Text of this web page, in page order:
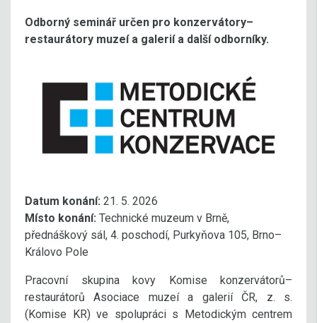
Odborný seminář určen pro konzervátory–
restaurátory muzeí a galerií a další odborníky.
Datum konání: 21. 5. 2026
Místo konání: Technické muzeum v Brně,
přednáškový sál, 4. poschodí, Purkyňova 105, Brno–
Královo Pole
Pracovní skupina kovy Komise konzervátorů–
restaurátorů Asociace muzeí a galerií ČR, z. s.
(Komise KR) ve spolupráci s Metodickým centrem